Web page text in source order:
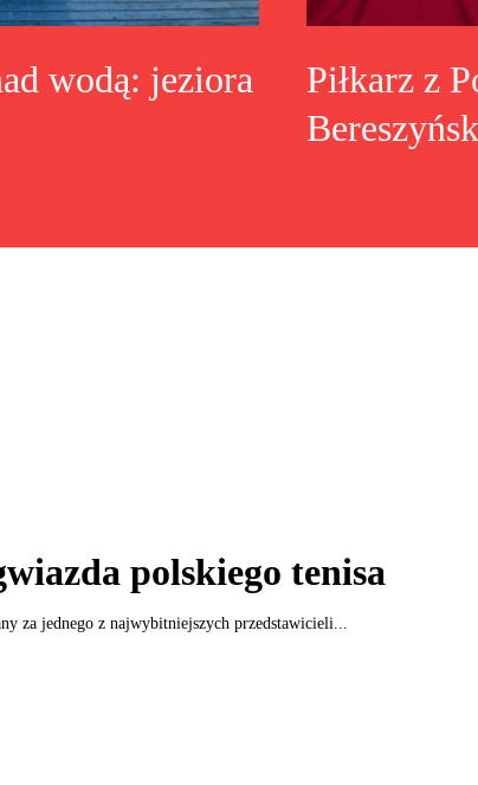
wodą: jeziora
Piłkarz z
polskiego tenisa
za jednego z najwybitniejszych przedstawicieli...